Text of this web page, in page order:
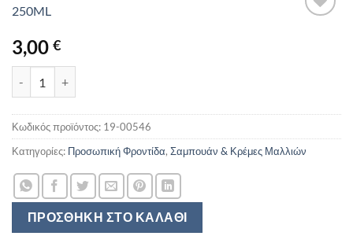
3,00 €
ΠΡΟΣΘΉΚΗ ΣΤΟ ΚΑΛΆΘΙ
Κωδικός προϊόντος: 19-00546
Κατηγορίες: Προσωπική Φροντίδα, Σαμπουάν & Κρέμες Μαλλιών